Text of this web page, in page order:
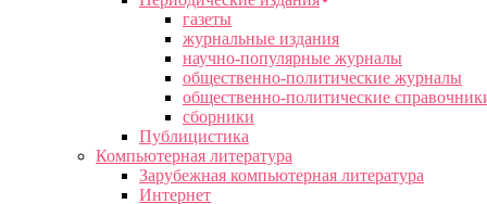
газеты
журнальные издания
научно-популярные журналы
общественно-политические журналы
общественно-политические
сборники
Публицистика
Компьютерная литература
Зарубежная компьютерная литература
Интернет